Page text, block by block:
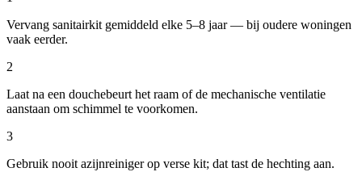
Vervang sanitairkit gemiddeld elke 5–8 jaar — bij oudere woningen
vaak eerder.
2
Laat na een douchebeurt het raam of de mechanische ventilatie
aanstaan om schimmel te voorkomen.
3
Gebruik nooit azijnreiniger op verse kit; dat tast de hechting aan.